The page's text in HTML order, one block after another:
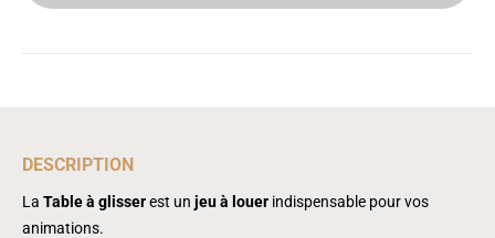
DESCRIPTION
La Table à glisserest un jeu à louer indispensable pour vos
animations.